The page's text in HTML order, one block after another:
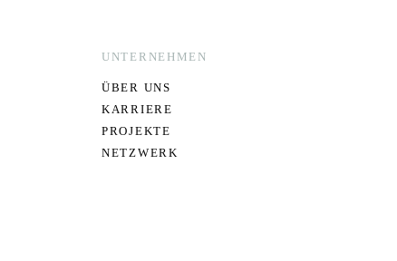
UNTERNEHMEN
ÜBER UNS
KARRIERE
PROJEKTE
NETZWERK